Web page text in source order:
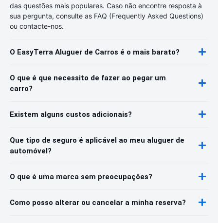
das questões mais populares. Caso não encontre resposta à
sua pergunta, consulte as FAQ (Frequently Asked Questions)
ou contacte-nos.
O EasyTerra Aluguer de Carros é o mais barato?
O que é que necessito de fazer ao pegar um
carro?
Existem alguns custos adicionais?
Que tipo de seguro é aplicável ao meu aluguer de
automóvel?
O que é uma marca sem preocupações?
Como posso alterar ou cancelar a minha reserva?